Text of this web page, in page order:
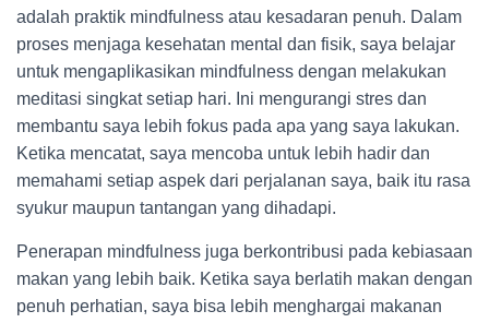
adalah praktik mindfulness atau kesadaran penuh. Dalam
proses menjaga kesehatan mental dan fisik, saya belajar
untuk mengaplikasikan mindfulness dengan melakukan
meditasi singkat setiap hari. Ini mengurangi stres dan
membantu saya lebih fokus pada apa yang saya lakukan.
Ketika mencatat, saya mencoba untuk lebih hadir dan
memahami setiap aspek dari perjalanan saya, baik itu rasa
syukur maupun tantangan yang dihadapi.
Penerapan mindfulness juga berkontribusi pada kebiasaan
makan yang lebih baik. Ketika saya berlatih makan dengan
penuh perhatian, saya bisa lebih menghargai makanan